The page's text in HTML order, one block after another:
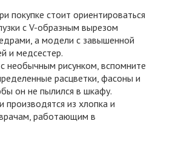
покупке стоит ориентироваться
с V-образным вырезом
а модели с завышенной
и медсестер.
необычным рисунком, вспомните
расцветки, фасоны и
он не пылился в шкафу.
из хлопка и
работающим в